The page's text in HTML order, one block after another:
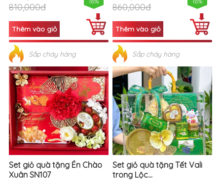
810,000đ
Sắp cháy hàng
860,000đ
Sắp cháy hàng
Set giỏ quà tặng Én Chào
Xuân SN107
Set giỏ quà tặng Tết Vali
trong Lộc...